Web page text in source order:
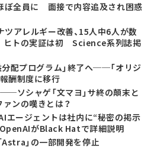
ぼ全員に 面接で内容追及され困惑
ツアレルギー改善、15人中6人が数
トの実証は初 Science系列誌掲
分配プログラム」終了へ──「オリジ
酬制度に移行
ソシャゲ「文マヨ」サ終の顛末と
ンの嘆きとは？
エージェントは社内に“秘密の掲示
がBlack Hatで詳細説明
Astra」の一部開発を停止